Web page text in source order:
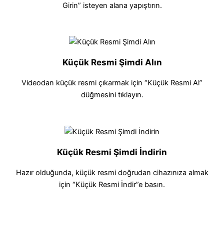
Girin” isteyen alana yapıştırın.
Küçük Resmi Şimdi Alın
Videodan küçük resmi çıkarmak için “Küçük Resmi Al”
düğmesini tıklayın.
Küçük Resmi Şimdi İndirin
Hazır olduğunda, küçük resmi doğrudan cihazınıza almak
için “Küçük Resmi İndir”e basın.